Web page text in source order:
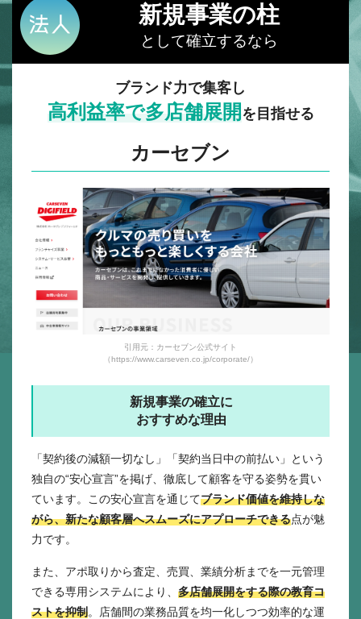
新規事業の柱
として確立するなら
ブランド力で集客し
高利益率で多店舗展開 を目指せる
カーセブン
引用元：カーセブン公式サイト
（https://www.carseven.co.jp/corporate/）
新規事業の確立に
おすすめな理由
「契約後の減額一切なし」「契約当日中の前払い」という
独自の“安心宣言”を掲げ、徹底して顧客を守る姿勢を貫い
ています。この安心宣言を通じてブランド価値を維持しな
がら、新たな顧客層へスムーズにアプローチできる点が魅
力です。
また、アポ取りから査定、売買、業績分析までを一元管理
できる専用システムにより、 多店舗展開をする際の教育コ
ストを抑制。店舗間の業務品質を均一化しつつ効率的な運